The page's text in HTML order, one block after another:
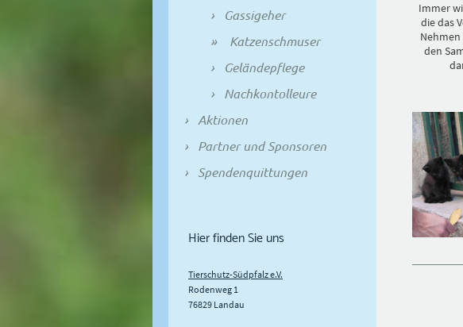
Immer
die das
Nehmen
den
Gassigeher
Katzenschmuser
Geländepflege
Nachkontolleure
Aktionen
Partner und Sponsoren
Spendenquittungen
Hier finden Sie uns
Tierschutz-Südpfalz e.V.
Rodenweg 1
76829 Landau